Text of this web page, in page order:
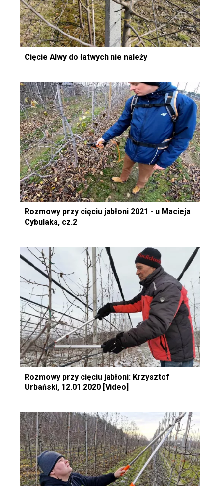
Cięcie Alwy do łatwych nie należy
Rozmowy przy cięciu jabłoni 2021 - u Macieja
Cybulaka, cz.2
Rozmowy przy cięciu jabłoni: Krzysztof
Urbański, 12.01.2020 [Video]